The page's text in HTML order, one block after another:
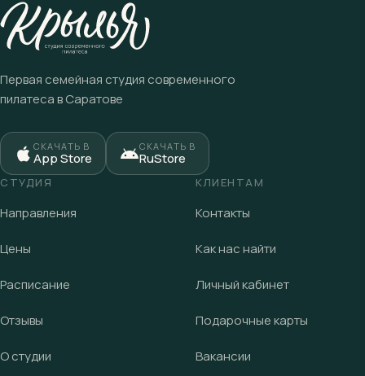
Первая семейная студия современного
пилатеса в Саратове
СКАЧАТЬ В
App Store
СКАЧАТЬ В
RuStore
СТУДИЯ
Направления
Цены
Расписание
Отзывы
О студии
КЛИЕНТАМ
Контакты
Как нас найти
Личный кабинет
Подарочные карты
Вакансии